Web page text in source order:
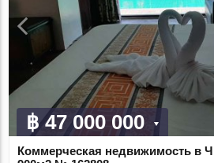
฿ 47 000 000
Коммерческая недвижимость в